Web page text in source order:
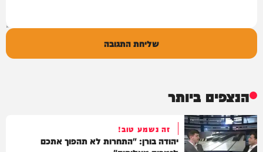
שליחת התגובה
הנצפים ביותר
זה נשמע טוב!
יהודה בורן: "התחרות לא תהפוך אתכם